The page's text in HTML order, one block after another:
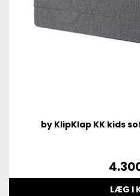
by KlipKlap KK kids
LÆG I